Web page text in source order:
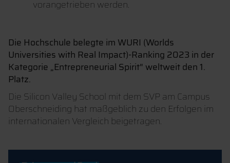
vorangetrieben werden.
Die Hochschule belegte im WURI (Worlds
Universities with Real Impact)-Ranking 2023 in der
Kategorie „Entrepreneurial Spirit“ weltweit den 1.
Platz.
Die Silicon Valley School mit dem SVP am Campus
Oberschneiding hat maßgeblich zu den Erfolgen im
internationalen Vergleich beigetragen.